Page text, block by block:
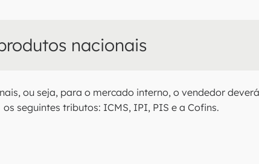
nacionais
ou seja, para o mercado interno, o vendedor
seguintes tributos: ICMS, IPI, PIS e a Cofins.